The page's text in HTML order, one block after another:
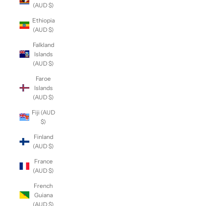
(AUD $)
Ethiopia
(AUD $)
Falkland
Islands
(AUD $)
Faroe
Islands
(AUD $)
Fiji (AUD
$)
Finland
(AUD $)
France
(AUD $)
French
Guiana
(AUD $)